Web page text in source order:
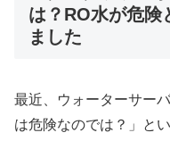
は？RO水が危険
ました
最近、ウォーターサー
は危険なのでは？」と